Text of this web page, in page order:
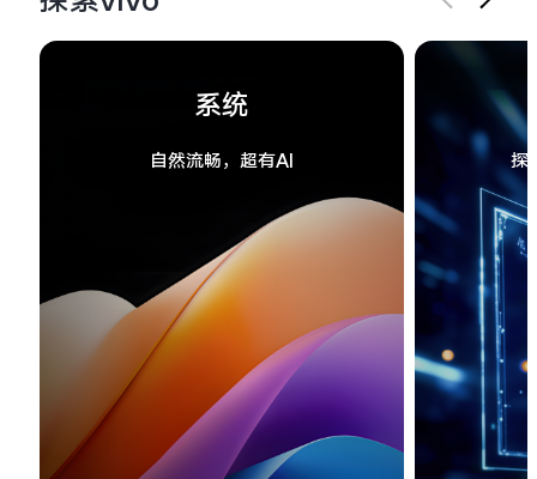
系统
自然流畅，超有AI 探